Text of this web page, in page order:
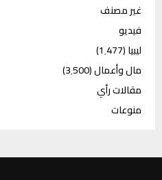
غير مصنف
فيديو
ليبيا(1٬477)
مال وأعمال(3٬500)
مقالات رأي
منوعات